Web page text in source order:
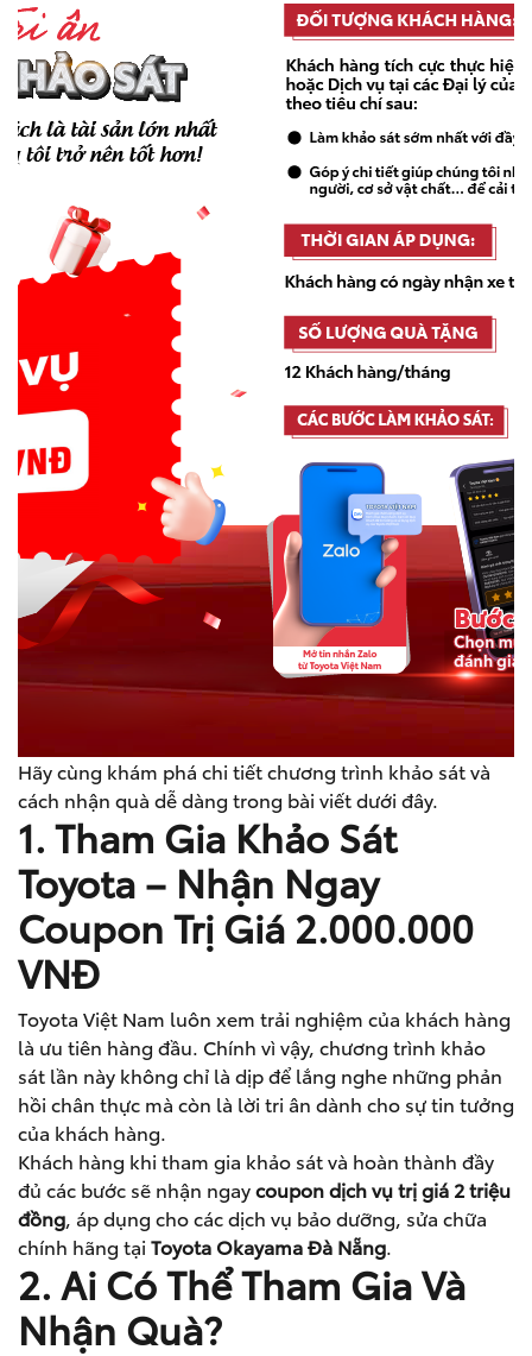
Hãy cùng khám phá chi tiết chương trình khảo sát và
cách nhận quà dễ dàng trong bài viết dưới đây.
1. Tham Gia Khảo Sát
Toyota – Nhận Ngay
Coupon Trị Giá 2.000.000
VNĐ
Toyota Việt Nam luôn xem trải nghiệm của khách hàng
là ưu tiên hàng đầu. Chính vì vậy, chương trình khảo
sát lần này không chỉ là dịp để lắng nghe những phản
hồi chân thực mà còn là lời tri ân dành cho sự tin tưởng
của khách hàng.
Khách hàng khi tham gia khảo sát và hoàn thành đầy
đủ các bước sẽ nhận ngaycoupon dịch vụ trị giá 2 triệu
đồng, áp dụng cho các dịch vụ bảo dưỡng, sửa chữa
chính hãng tại Toyota Okayama Đà Nẵng.
2. Ai Có Thể Tham Gia Và
Nhận Quà?